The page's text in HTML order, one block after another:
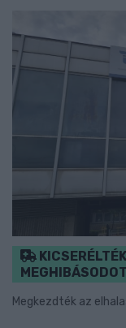
Megkezdték az